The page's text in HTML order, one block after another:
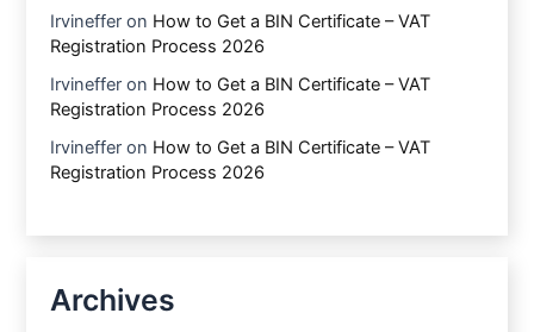
Irvineffer on How to Get a BIN Certificate – VAT
Registration Process 2026
Irvineffer on How to Get a BIN Certificate – VAT
Registration Process 2026
Irvineffer on How to Get a BIN Certificate – VAT
Registration Process 2026
Archives